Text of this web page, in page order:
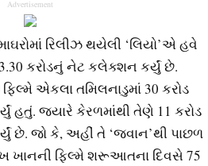
Advertisement
રિલીઝ થયેલી ‘લિયો’એ હવે
કરોડનું નેટ કલેક્શન કર્યું છે.
એકલા તમિલનાડુમાં 30 કરોડ
હતું. જ્યારે કેરળમાંથી તેણે 11 કરોડ
છે. જો કે, અહીં તે ‘જવાન’થી પાછળ
ખાનની ફિલ્મે શરૂઆતના દિવસે 75